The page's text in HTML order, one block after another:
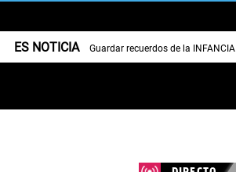
ES NOTICIA Guardar recuerdos de la INFANCIA